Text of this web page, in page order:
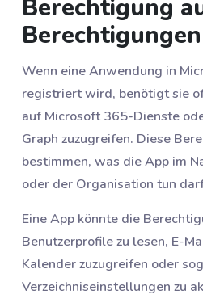
Berechtigung
Wenn eine Anwendung in
registriert wird, benötigt sie
auf Microsoft 365-Dienste
Graph zuzugreifen. Diese
bestimmen, was die App im
oder der Organisation tun
Eine App könnte die
Benutzerprofile zu lesen, E-
Kalender zuzugreifen oder
Verzeichniseinstellungen zu